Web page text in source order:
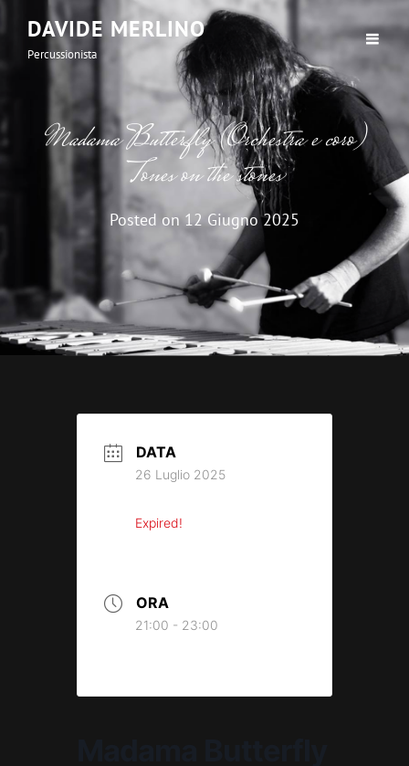
DAVIDE MERLINO
Percussionista
Madama Butterfly (Orchestra e coro)
Tones on the stones
Posted on12 Giugno 2025
DATA
26 Luglio 2025
Expired!
ORA
21:00 - 23:00